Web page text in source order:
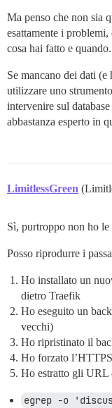
Ma penso che non sia
esattamente i
cosa hai fatto e quando.
Se mancano dei dati
utilizzare uno
intervenire sul
abbastanza esperto in
LimitlessGreen
Sì, purtroppo non ho
Posso riprodurre i
Ho installato un
dietro Traefik
Ho eseguito un
vecchi)
Ho ripristinato il
Ho forzato l’HTTPS
Ho estratto gli URL
egrep -o